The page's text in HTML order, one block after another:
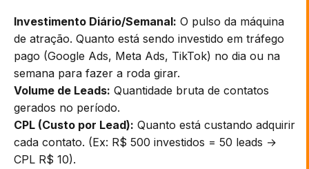
Investimento Diário/Semanal: O pulso da máquina
de atração. Quanto está sendo investido em tráfego
pago (Google Ads, Meta Ads, TikTok) no dia ou na
semana para fazer a roda girar.
Volume de Leads: Quantidade bruta de contatos
gerados no período.
CPL (Custo por Lead): Quanto está custando adquirir
cada contato. (Ex: R$ 500 investidos = 50 leads →
CPL R$ 10).